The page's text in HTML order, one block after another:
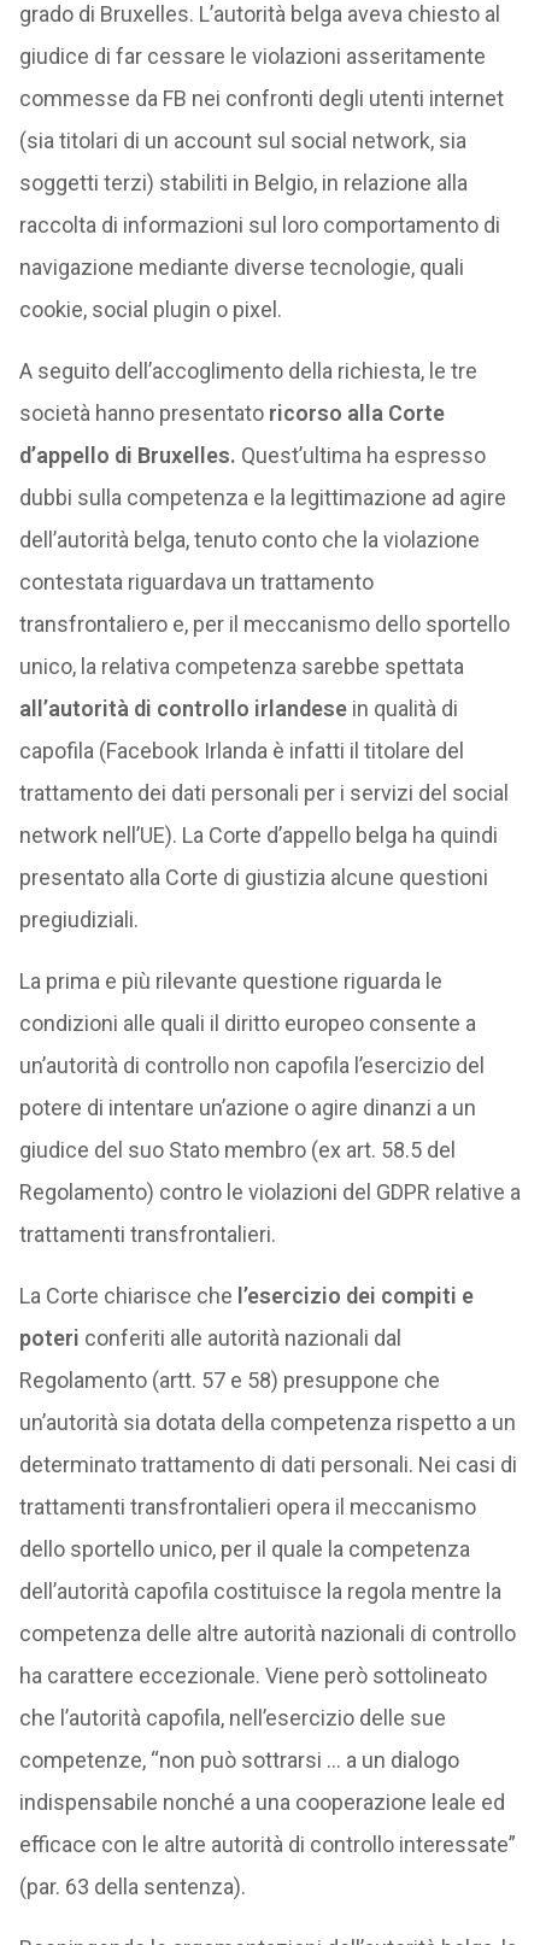
grado di Bruxelles. L’autorità belga aveva chiesto al
giudice di far cessare le violazioni asseritamente
commesse da FB nei confronti degli utenti internet
(sia titolari di un account sul social network, sia
soggetti terzi) stabiliti in Belgio, in relazione alla
raccolta di informazioni sul loro comportamento di
navigazione mediante diverse tecnologie, quali
cookie, social plugin o pixel.
A seguito dell’accoglimento della richiesta, le tre
società hanno presentato ricorso alla Corte
d’appello di Bruxelles. Quest’ultima ha espresso
dubbi sulla competenza e la legittimazione ad agire
dell’autorità belga, tenuto conto che la violazione
contestata riguardava un trattamento
transfrontaliero e, per il meccanismo dello sportello
unico, la relativa competenza sarebbe spettata
all’autorità di controllo irlandesein qualità di
capofila (Facebook Irlanda è infatti il titolare del
trattamento dei dati personali per i servizi del social
network nell’UE). La Corte d’appello belga ha quindi
presentato alla Corte di giustizia alcune questioni
pregiudiziali.
La prima e più rilevante questione riguarda le
condizioni alle quali il diritto europeo consente a
un’autorità di controllo non capofila l’esercizio del
potere di intentare un’azione o agire dinanzi a un
giudice del suo Stato membro (ex art. 58.5 del
Regolamento) contro le violazioni del GDPR relative a
trattamenti transfrontalieri.
La Corte chiarisce che l’esercizio dei compiti e
poteri conferiti alle autorità nazionali dal
Regolamento (artt. 57 e 58) presuppone che
un’autorità sia dotata della competenza rispetto a un
determinato trattamento di dati personali. Nei casi di
trattamenti transfrontalieri opera il meccanismo
dello sportello unico, per il quale la competenza
dell’autorità capofila costituisce la regola mentre la
competenza delle altre autorità nazionali di controllo
ha carattere eccezionale. Viene però sottolineato
che l’autorità capofila, nell’esercizio delle sue
competenze, “non può sottrarsi … a un dialogo
indispensabile nonché a una cooperazione leale ed
efficace con le altre autorità di controllo interessate”
(par. 63 della sentenza).